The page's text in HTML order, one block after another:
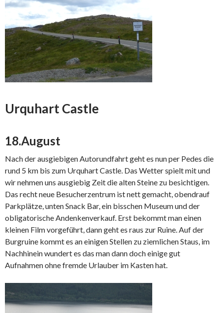
Urquhart Castle
18.August
Nach der ausgiebigen Autorundfahrt geht es nun per Pedes die
rund 5 km bis zum Urquhart Castle. Das Wetter spielt mit und
wir nehmen uns ausgiebig Zeit die alten Steine zu besichtigen.
Das recht neue Besucherzentrum ist nett gemacht, obendrauf
Parkplätze, unten Snack Bar, ein bisschen Museum und der
obligatorische Andenkenverkauf. Erst bekommt man einen
kleinen Film vorgeführt, dann geht es raus zur Ruine. Auf der
Burgruine kommt es an einigen Stellen zu ziemlichen Staus, im
Nachhinein wundert es das man dann doch einige gut
Aufnahmen ohne fremde Urlauber im Kasten hat.